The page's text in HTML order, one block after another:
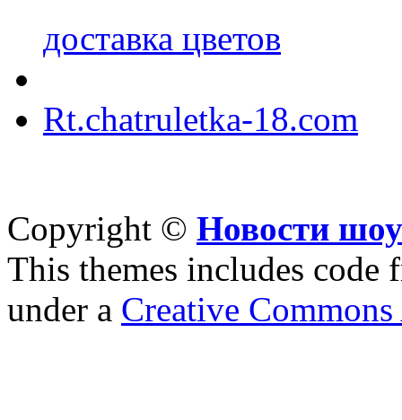
доставка цветов
Rt.chatruletka-18.com
Copyright © Новости
This themes includes code
under a Creative